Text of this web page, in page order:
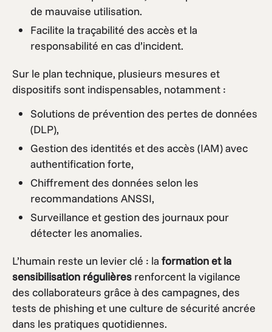
de mauvaise utilisation.
Facilite la traçabilité des accès et la
responsabilité en cas d’incident.
Sur le plan technique, plusieurs mesures et
dispositifs sont indispensables, notamment :
Solutions de prévention des pertes de données
(DLP),
Gestion des identités et des accès (IAM) avec
authentification forte,
Chiffrement des données selon les
recommandations ANSSI,
Surveillance et gestion des journaux pour
détecter les anomalies.
L’humain reste un levier clé : la formation et la
sensibilisation régulières renforcent la vigilance
des collaborateurs grâce à des campagnes, des
tests de phishing et une culture de sécurité ancrée
dans les pratiques quotidiennes.